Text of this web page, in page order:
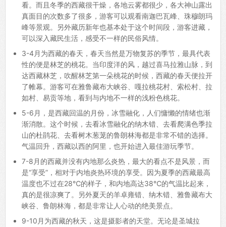
看。而且冬季的西藏很干燥，各地云雾都很少，各大神山露出
真面目的次数多了很多，游客可以观看南迦巴瓦峰、珠穆朗玛
峰等景观。另外藏历新年也基本处于这个时间段，游客进藏，
可以深入藏民生活，感受不一样的民俗风情。
3-4月为西藏的春天，春天当然是万物复苏的季节，最具代表
性的便是林芝的桃花。当印度洋的风，越过喜马拉雅山脉，到
达西藏林芝，吹醒林芝第一朵桃花的时候，西藏的春天便拉开
了帷幕。游客可在雅鲁藏布大峡谷、嘎拉桃花村、索松村、拉
如村、易贡等地，看到与内地不一样的浅粉色桃花。
5-6月，是西藏回温的月份，冰雪融化，人们慵懒的情绪也渐
渐消散。这个时候，去看冰雪融化的纳木错、去看爬满色季拉
山的杜鹃花、去看树木葱茏的鲁朗林海都是非常不错的选择。
气温回升，西藏以西的阿里，也开始进入最佳游玩季节。
7-8月的西藏并没有内地那么炎热，最大的看点不是风景，而
是“享受”，相对于内地炎热环境的享受。因为夏季的西藏最高
温度也不过在28℃的样子，和内地高达38℃的气温比起来，
真的是很凉爽了。另外夏天的羊卓雍错、纳木错、雅鲁藏布大
峡谷、鲁朗林海，都是非常让人心动的绝美景点。
9-10月为西藏的秋天，这是摄影者的天堂。无论是圣城拉